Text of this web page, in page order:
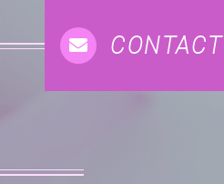
CONTACT